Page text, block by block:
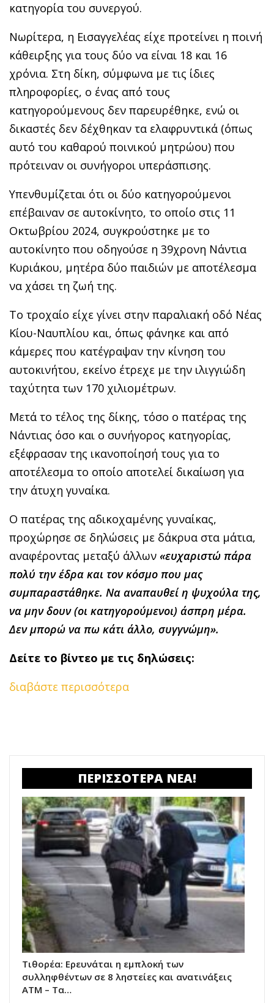
κατηγορία του συνεργού.
Νωρίτερα, η Εισαγγελέας είχε προτείνει η ποινή
κάθειρξης για τους δύο να είναι 18 και 16
χρόνια. Στη δίκη, σύμφωνα με τις ίδιες
πληροφορίες, ο ένας από τους
κατηγορούμενους δεν παρευρέθηκε, ενώ οι
δικαστές δεν δέχθηκαν τα ελαφρυντικά (όπως
αυτό του καθαρού ποινικού μητρώου) που
πρότειναν οι συνήγοροι υπεράσπισης.
Υπενθυμίζεται ότι οι δύο κατηγορούμενοι
επέβαιναν σε αυτοκίνητο, το οποίο στις 11
Οκτωβρίου 2024, συγκρούστηκε με το
αυτοκίνητο που οδηγούσε η 39χρονη Νάντια
Κυριάκου, μητέρα δύο παιδιών με αποτέλεσμα
να χάσει τη ζωή της.
Το τροχαίο είχε γίνει στην παραλιακή οδό Νέας
Κίου-Ναυπλίου και, όπως φάνηκε και από
κάμερες που κατέγραψαν την κίνηση του
αυτοκινήτου, εκείνο έτρεχε με την ιλιγγιώδη
ταχύτητα των 170 χιλιομέτρων.
Μετά το τέλος της δίκης, τόσο ο πατέρας της
Νάντιας όσο και ο συνήγορος κατηγορίας,
εξέφρασαν της ικανοποίησή τους για το
αποτέλεσμα το οποίο αποτελεί δικαίωση για
την άτυχη γυναίκα.
Ο πατέρας της αδικοχαμένης γυναίκας,
προχώρησε σε δηλώσεις με δάκρυα στα μάτια,
αναφέροντας μεταξύ άλλων «ευχαριστώ πάρα
πολύ την έδρα και τον κόσμο που μας
συμπαραστάθηκε. Να αναπαυθεί η ψυχούλα της,
να μην δουν (οι κατηγορούμενοι) άσπρη μέρα.
Δεν μπορώ να πω κάτι άλλο, συγγνώμη».
Δείτε το βίντεο με τις δηλώσεις:
διαβάστε περισσότερα
ΠΕΡΙΣΣΟΤΕΡΑ ΝΕΑ!
Τιθορέα: Ερευνάται η εμπλοκή των
συλληφθέντων σε 8 ληστείες και ανατινάξεις
ΑΤΜ – Τα…